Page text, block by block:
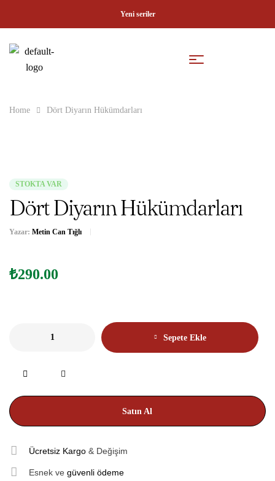
Yeni seriler
Home Dört Diyarın Hükümdarları
STOKTA VAR
Dört Diyarın Hükümdarları
Yazar: Metin Can Tığlı
₺290.00
Sepete Ekle
Satın Al
Ücretsiz Kargo& Değişim
Esnek ve güvenli ödeme